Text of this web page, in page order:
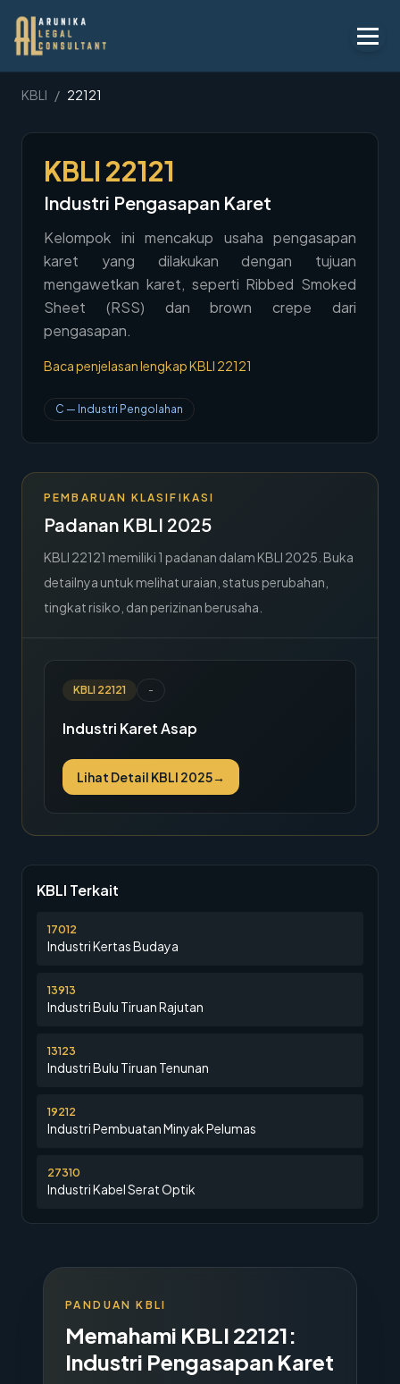
Layanan
Peraturan
KBLI
Tentang
Penawaran
Blog
Legal AI
Hubungi Kami
KBLI / 22121
KBLI 22121
Industri Pengasapan Karet
Kelompok ini mencakup usaha pengasapan
karet yang dilakukan dengan tujuan
mengawetkan karet, seperti Ribbed Smoked
Sheet (RSS) dan brown crepe dari
pengasapan.
Baca penjelasan lengkap KBLI 22121
C — Industri Pengolahan
PEMBARUAN KLASIFIKASI
Padanan KBLI 2025
KBLI 22121 memiliki 1 padanan dalam KBLI 2025. Buka
detailnya untuk melihat uraian, status perubahan,
tingkat risiko, dan perizinan berusaha.
KBLI 22121 -
Industri Karet Asap
Lihat Detail KBLI 2025→
KBLI Terkait
17012
Industri Kertas Budaya
13913
Industri Bulu Tiruan Rajutan
13123
Industri Bulu Tiruan Tenunan
19212
Industri Pembuatan Minyak Pelumas
27310
Industri Kabel Serat Optik
PANDUAN KBLI
Memahami KBLI 22121:
Industri Pengasapan Karet